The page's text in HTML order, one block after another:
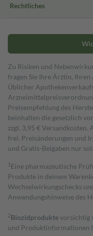
Rechtliches
Zu Risiken und
fragen Sie Ihre Ärztin,
Üblicher
Preisempfehlung des
beinhalten die gesetzlich
zzgl. 3,95 €
frei. Preisänderungen und
und Gratis-Beigaben nur
1 Eine pharmazeutische
Produkte in deinem
Wechselwirkungschecks
Anwendungshinweise des
2Biozidproduktevorsichtig
und Produktinformationen